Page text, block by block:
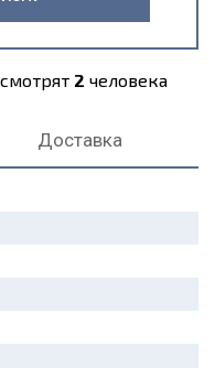
2 человека
Доставка